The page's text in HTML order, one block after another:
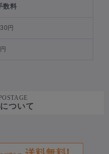
数料
円
ついて